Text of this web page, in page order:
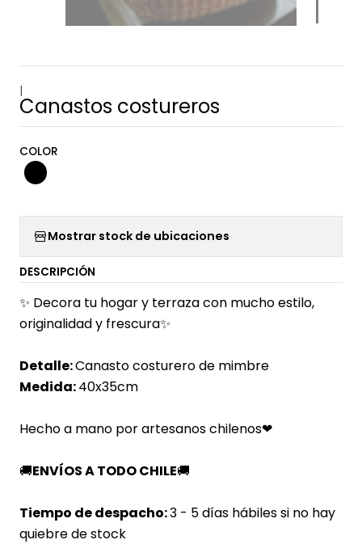
|
Canastos costureros
COLOR
Mostrar stock de ubicaciones
DESCRIPCIÓN
✨ Decora tu hogar y terraza con mucho estilo,
originalidad y frescura✨
Detalle:Canasto costurero de mimbre
Medida:40x35cm
Hecho a mano por artesanos chilenos❤
🚚ENVÍOS A TODO CHILE🚚
Tiempo de despacho:3 - 5 días hábiles si no hay
quiebre de stock